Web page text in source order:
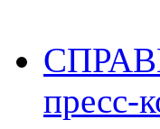
пресс-